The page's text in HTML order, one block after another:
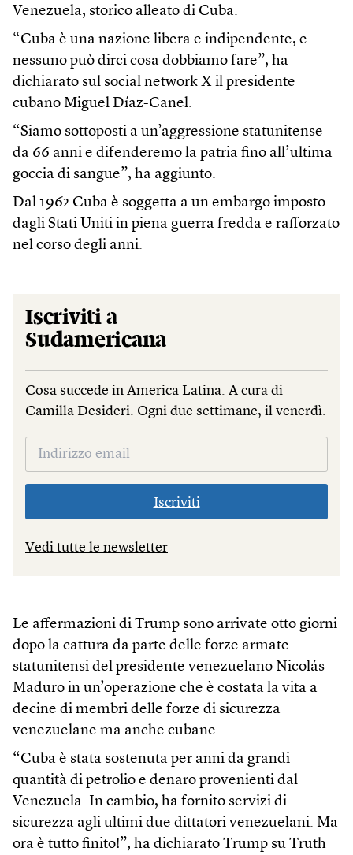
Venezuela, storico alleato di Cuba.
“Cuba è una nazione libera e indipendente, e
nessuno può dirci cosa dobbiamo fare”, ha
dichiarato sul social network X il presidente
cubano Miguel Díaz-Canel.
“Siamo sottoposti a un’aggressione statunitense
da 66 anni e difenderemo la patria fino all’ultima
goccia di sangue”, ha aggiunto.
Dal 1962 Cuba è soggetta a un embargo imposto
dagli Stati Uniti in piena guerra fredda e rafforzato
nel corso degli anni.
Iscriviti a
Sudamericana
Cosa succede in America Latina. A cura di
Camilla Desideri. Ogni due settimane, il venerdì.
Iscriviti
Vedi tutte le newsletter
Le affermazioni di Trump sono arrivate otto giorni
dopo la cattura da parte delle forze armate
statunitensi del presidente venezuelano Nicolás
Maduro in un’operazione che è costata la vita a
decine di membri delle forze di sicurezza
venezuelane ma anche cubane.
“Cuba è stata sostenuta per anni da grandi
quantità di petrolio e denaro provenienti dal
Venezuela. In cambio, ha fornito servizi di
sicurezza agli ultimi due dittatori venezuelani. Ma
ora è tutto finito!”, ha dichiarato Trump su Truth